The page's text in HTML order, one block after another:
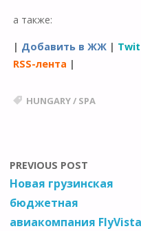
а также:
| Добавить в ЖЖ|
RSS-лента |
HUNGARY/ SPA
PREVIOUS POST
Новая грузинская
бюджетная
авиакомпания